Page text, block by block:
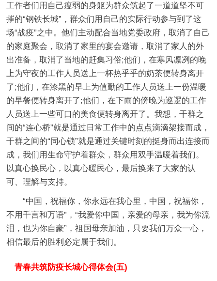
工作者们用自己瘦弱的身躯为群众筑起了一道道坚不可
摧的“钢铁长城”，群众们用自己的实际行动参与到了这
场“战疫”之中。他们主动配合当地党委政府，取消了自己
的家庭聚会，取消了家里的宴会邀请，取消了家人的外
出准备，取消了当地的赶集习俗;他们，在寒风凛冽的晚
上为守夜的工作人员送上一杯热乎乎的奶茶便转身离开
了;他们，在漆黑的早上为值勤的工作人员送上一份温暖
的早餐便转身离开了;他们，在下雨的傍晚为巡逻的工作
人员送上一些可口的美食便转身离开了。我想，干群之
间的“连心桥”就是通过日常工作中的点点滴滴架接而成，
干群之间的“同心锁”就是通过关键时刻的挺身而出连接而
成，我们用生命守护着群众，群众用双手温暖着我们。
以真心换民心，以真心暖民心，最后换来了大家的认
可、理解与支持。
“中国，祝福你，你永远在我心里，中国，祝福你，
不用千言和万语”，“我爱你中国，亲爱的母亲，我为你流
泪，也为你自豪”，祖国母亲加油，只要我们万众一心，
相信最后的胜利必定属于我们。
青春共筑防疫长城心得体会(五)